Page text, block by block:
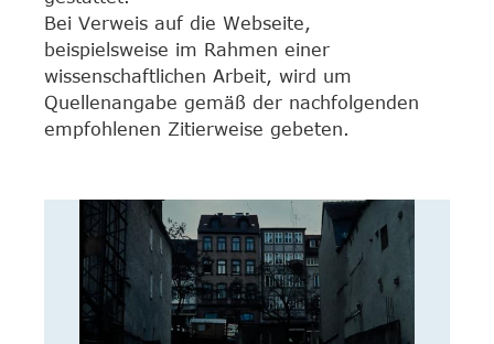
Bei Verweis auf die Webseite,
beispielsweise im Rahmen einer
wissenschaftlichen Arbeit, wird um
Quellenangabe gemäß der nachfolgenden
empfohlenen Zitierweise gebeten.